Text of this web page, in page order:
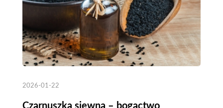
2026-01-22
Czarnuszka siewna – bogactwo